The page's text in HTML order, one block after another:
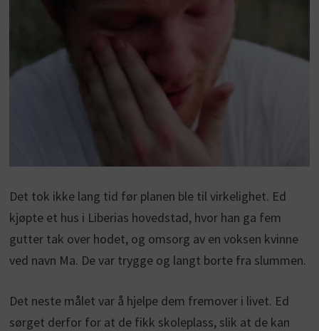
Det tok ikke lang tid før planen ble til virkelighet. Ed
kjøpte et hus i Liberias hovedstad, hvor han ga fem
gutter tak over hodet, og omsorg av en voksen kvinne
ved navn Ma. De var trygge og langt borte fra slummen.
Det neste målet var å hjelpe dem fremover i livet. Ed
sørget derfor for at de fikk skoleplass, slik at de kan